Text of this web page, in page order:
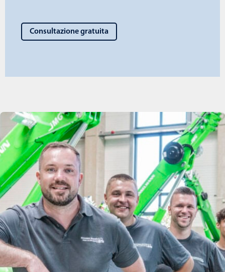
Consultazione gratuita